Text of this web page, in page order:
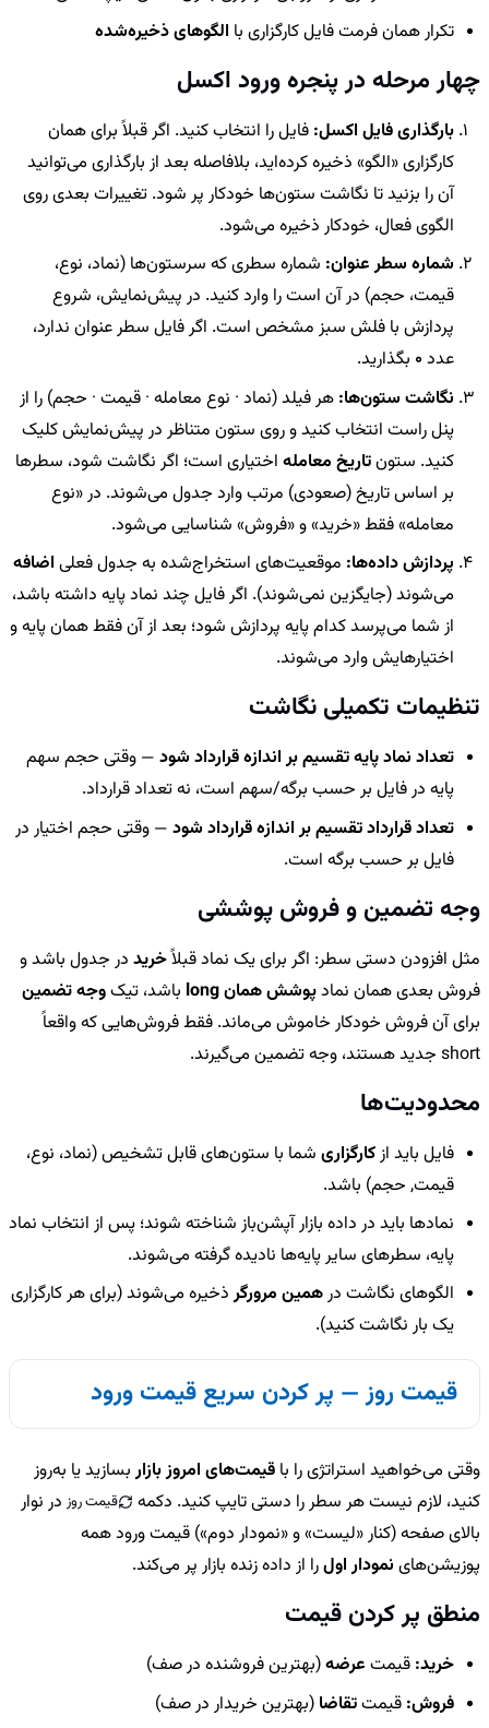
تکرار همان فرمت فایل کارگزاری با الگوهای ذخیره‌شده
چهار مرحله در پنجره ورود اکسل
بارگذاری فایل اکسل: فایل را انتخاب کنید. اگر قبلاً برای همان
کارگزاری «الگو» ذخیره کرده‌اید، بلافاصله بعد از بارگذاری می‌توانید
آن را بزنید تا نگاشت ستون‌ها خودکار پر شود. تغییرات بعدی روی
الگوی فعال، خودکار ذخیره می‌شود.
شماره سطر عنوان: شماره سطری که سرستون‌ها (نماد، نوع،
قیمت، حجم) در آن است را وارد کنید. در پیش‌نمایش، شروع
پردازش با فلش سبز مشخص است. اگر فایل سطر عنوان ندارد،
عدد0 بگذارید.
نگاشت ستون‌ها: هر فیلد (نماد · نوع معامله · قیمت · حجم) را از
پنل راست انتخاب کنید و روی ستون متناظر در پیش‌نمایش کلیک
کنید. ستونتاریخ معامله اختیاری است؛ اگر نگاشت شود، سطرها
بر اساس تاریخ (صعودی) مرتب وارد جدول می‌شوند. در «نوع
معامله» فقط «خرید» و «فروش» شناسایی می‌شود.
پردازش داده‌ها: موقعیت‌های استخراج‌شده به جدول فعلی اضافه
می‌شوند (جایگزین نمی‌شوند). اگر فایل چند نماد پایه داشته باشد،
از شما می‌پرسد کدام پایه پردازش شود؛ بعد از آن فقط همان پایه و
اختیارهایش وارد می‌شوند.
تنظیمات تکمیلی نگاشت
تعداد نماد پایه تقسیم بر اندازه قرارداد شود — وقتی حجم سهم
پایه در فایل بر حسب برگه/سهم است، نه تعداد قرارداد.
تعداد قرارداد تقسیم بر اندازه قرارداد شود — وقتی حجم اختیار در
فایل بر حسب برگه است.
وجه تضمین و فروش پوششی
مثل افزودن دستی سطر: اگر برای یک نماد قبلاًخرید در جدول باشد و
فروش بعدی همان نمادپوشش همان long باشد، تیکوجه تضمین
برای آن فروش خودکار خاموش می‌ماند. فقط فروش‌هایی که واقعاً
short جدید هستند، وجه تضمین می‌گیرند.
محدودیت‌ها
فایل باید ازکارگزاری شما با ستون‌های قابل تشخیص (نماد، نوع،
قیمت, حجم) باشد.
نمادها باید در داده بازار آپشن‌باز شناخته شوند؛ پس از انتخاب نماد
پایه، سطرهای سایر پایه‌ها نادیده گرفته می‌شوند.
الگوهای نگاشت درهمین مرورگرذخیره می‌شوند (برای هر کارگزاری
یک بار نگاشت کنید).
قیمت روز — پر کردن سریع قیمت ورود
وقتی می‌خواهید استراتژی را با قیمت‌های امروز بازاربسازید یا به‌روز
کنید، لازم نیست هر سطر را دستی تایپ کنید. دکمه
قیمت روز در نوار
بالای صفحه (کنار «لیست» و «نمودار دوم») قیمت ورود همه
پوزیشن‌های نمودار اولرا از داده زنده بازار پر می‌کند.
منطق پر کردن قیمت
خرید: قیمت عرضه(بهترین فروشنده در صف)
فروش: قیمتتقاضا (بهترین خریدار در صف)